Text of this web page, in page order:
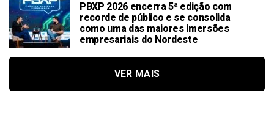
PBXP 2026 encerra 5ª edição com
recorde de público e se consolida
como uma das maiores imersões
empresariais do Nordeste
VER MAIS